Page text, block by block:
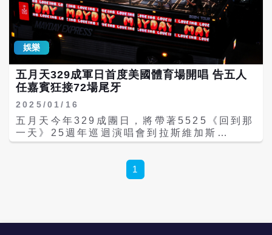
娛樂
五月天329成軍日首度美國體育場開唱 告五人
任嘉賓狂接72場尾牙
2025/01/16
五月天今年329成團日，將帶著5525《回到那
一天》25週年巡迴演唱會到拉斯維加斯
Allegiant Stadium，獻出五月天首次美國體
磯演出，轉眼超過10年再度於成軍日演出將獻
上最頂級規格，此次美國站的「成團快樂
1